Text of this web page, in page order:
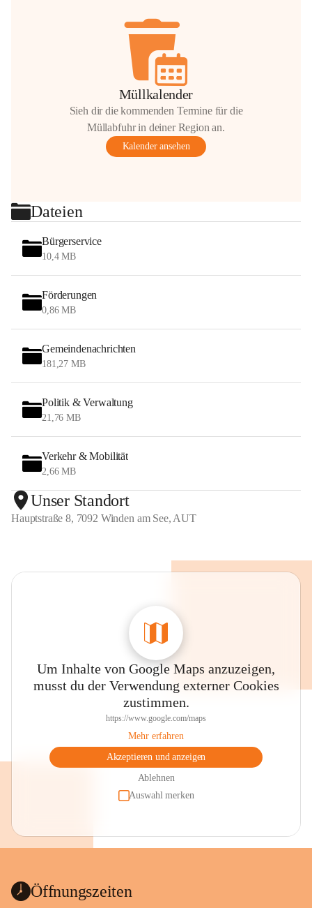
Müllkalender
Sieh dir die kommenden Termine für die
Müllabfuhr in deiner Region an.
Kalender ansehen
Dateien
Bürgerservice
10,4 MB
Förderungen
0,86 MB
Gemeindenachrichten
181,27 MB
Politik & Verwaltung
21,76 MB
Verkehr & Mobilität
2,66 MB
Unser Standort
Hauptstraße 8, 7092 Winden am See, AUT
Um Inhalte von Google Maps anzuzeigen,
musst du der Verwendung externer Cookies
zustimmen.
https://www.google.com/maps
Mehr erfahren
Akzeptieren und anzeigen
Ablehnen
Auswahl merken
Öffnungszeiten